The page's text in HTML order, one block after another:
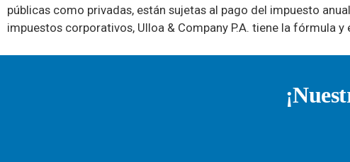
públicas como privadas, están sujetas al pago del impuesto
impuestos corporativos, Ulloa & Company P.A. tiene la fórmula